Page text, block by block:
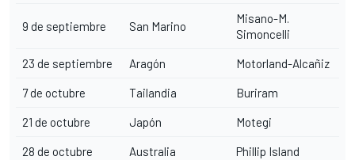
9 de septiembre San Marino
Misano-M.
Simoncelli
23 de septiembre Aragón Motorland-Alcañiz
7 de octubre Tailandia Buriram
21 de octubre Japón Motegi
28 de octubre Australia Phillip Island